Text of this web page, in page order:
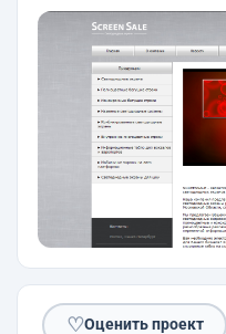
♡Оценить проект